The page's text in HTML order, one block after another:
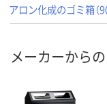
アロン化成のゴミ箱（
メーカーから